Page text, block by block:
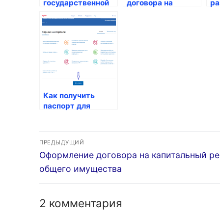
государственной
услуги Услуги по
подготовке
технической
документации на
ремонт общего
имущества
договора на
Как получить
паспорт для
Навигация
по
записям
ПРЕДЫДУЩИЙ
Предыдущая
запись:
Оформление договора на капитальный
общего имущества
2 комментария